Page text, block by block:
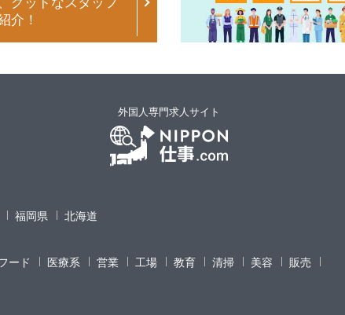
介！
外国人専門求人サイト
福岡県 北海道
ード 医療系 営業 工場 教育 清掃 美容
販売